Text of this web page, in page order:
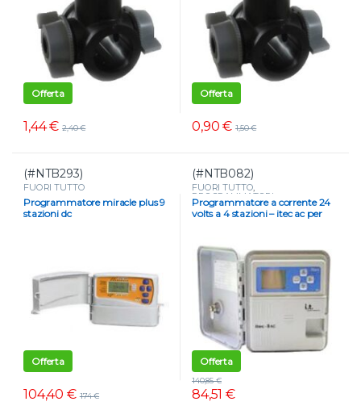
Offerta
1,44€ 2,40€
Offerta
0,90€ 1,50€
(#NTB293)
FUORI TUTTO
Programmatore miracle plus 9
stazioni dc
Offerta
104,40€ 174€
(#NTB082)
FUORI TUTTO,
PROGRAMMATORI
Programmatori a corrente
Programmatore a corrente 24
volts a 4 stazioni – itec ac per
Offerta
84,51€
140,85€